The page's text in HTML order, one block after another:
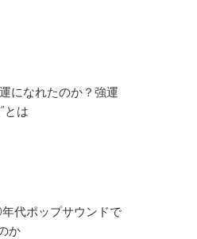
になれたのか？強運
とは
代ポップサウンドで
か